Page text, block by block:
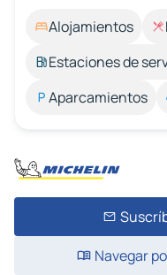
Alojamientos
Estaciones de
Aparcamientos
Navegar